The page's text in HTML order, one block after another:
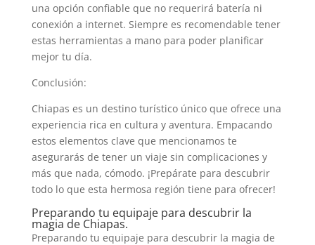
una opción confiable que no requerirá batería ni
conexión a internet. Siempre es recomendable tener
estas herramientas a mano para poder planificar
mejor tu día.
Conclusión:
Chiapas es un destino turístico único que ofrece una
experiencia rica en cultura y aventura. Empacando
estos elementos clave que mencionamos te
asegurarás de tener un viaje sin complicaciones y
más que nada, cómodo. ¡Prepárate para descubrir
todo lo que esta hermosa región tiene para ofrecer!
Preparando tu equipaje para descubrir la
magia de Chiapas.
Preparando tu equipaje para descubrir la magia de